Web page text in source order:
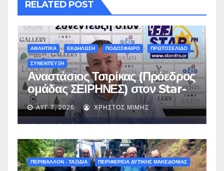
RELATED POST
ΑΘΛΗΤΙΚΑ ΕΚΔΗΛΩΣΗ ΠΟΔΟΣΦΑΙΡΟ ΠΡΩΤΟΣΕΛΙΔΟ
ΣΥΝΕΝΤΕΥΞΗ
Αναστάσιος Τσιρίκας (Πρόεδρος
ομάδας ΣΕΙΡΗΝΕΣ) στον Star-
fm 93.3: «Το όνειρο έγινε
πραγματικότητα – Σας
περιμένουμε όλους το Σάββατο
στη Μυρσίνα Γρεβενών !» –
(audio)
ΑΥΓ 7, 2026 ΧΡΉΣΤΟΣ ΜΊΜΗΣ
ΠΕΡΙΒΑΛΛΟΝ - ΤΑΞΙΔΙΑ ΠΕΡΙΦΕΡΕΙΑ ΔΥΤΙΚΗΣ ΜΑΚΕΔΟΝΙΑΣ